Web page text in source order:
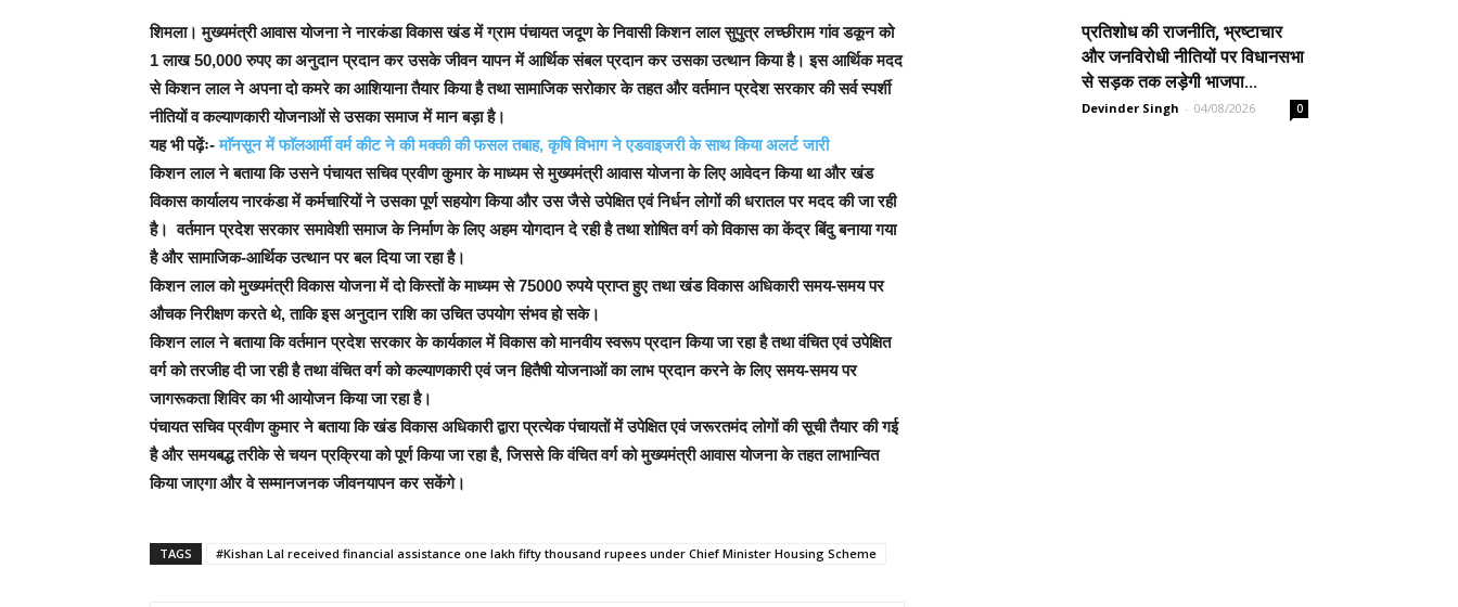
शिमला। मुख्यमंत्री आवास योजना ने नारकंडा विकास खंड में ग्राम पंचायत जदूण के निवासी किशन लाल सुपुत्र लच्छीराम गांव डकून को
1 लाख 50,000 रुपए का अनुदान प्रदान कर उसके जीवन यापन में आर्थिक संबल प्रदान कर उसका उत्थान किया है। इस आर्थिक मदद
से किशन लाल ने अपना दो कमरे का आशियाना तैयार किया है तथा सामाजिक सरोकार के तहत और वर्तमान प्रदेश सरकार की सर्व स्पर्शी
नीतियों व कल्याणकारी योजनाओं से उसका समाज में मान बड़ा है।
यह भी पढ़ेंः-माॅनसून में फाॅलआर्मी वर्म कीट ने की मक्की की फसल तबाह, कृषि विभाग ने एडवाइजरी के साथ किया अलर्ट जारी
किशन लाल ने बताया कि उसने पंचायत सचिव प्रवीण कुमार के माध्यम से मुख्यमंत्री आवास योजना के लिए आवेदन किया था और खंड
विकास कार्यालय नारकंडा में कर्मचारियों ने उसका पूर्ण सहयोग किया और उस जैसे उपेक्षित एवं निर्धन लोगों की धरातल पर मदद की जा रही
है।वर्तमान प्रदेश सरकार समावेशी समाज के निर्माण के लिए अहम योगदान दे रही है तथा शोषित वर्ग को विकास का केंद्र बिंदु बनाया गया
है और सामाजिक-आर्थिक उत्थान पर बल दिया जा रहा है।
किशन लाल को मुख्यमंत्री विकास योजना में दो किस्तों के माध्यम से 75000 रुपये प्राप्त हुए तथा खंड विकास अधिकारी समय-समय पर
औचक निरीक्षण करते थे, ताकि इस अनुदान राशि का उचित उपयोग संभव हो सके।
किशन लाल ने बताया कि वर्तमान प्रदेश सरकार के कार्यकाल में विकास को मानवीय स्वरूप प्रदान किया जा रहा है तथा वंचित एवं उपेक्षित
वर्ग को तरजीह दी जा रही है तथा वंचित वर्ग को कल्याणकारी एवं जन हितैषी योजनाओं का लाभ प्रदान करने के लिए समय-समय पर
जागरूकता शिविर का भी आयोजन किया जा रहा है।
पंचायत सचिव प्रवीण कुमार ने बताया कि खंड विकास अधिकारी द्वारा प्रत्येक पंचायतों में उपेक्षित एवं जरूरतमंद लोगों की सूची तैयार की गई
है और समयबद्ध तरीके से चयन प्रक्रिया को पूर्ण किया जा रहा है, जिससे कि वंचित वर्ग को मुख्यमंत्री आवास योजना के तहत लाभान्वित
किया जाएगा और वे सम्मानजनक जीवनयापन कर सकेंगे।
TAGS #Kishan Lal received financial assistance one lakh fifty thousand rupees under Chief Minister Housing Scheme
प्रतिशोध की राजनीति, भ्रष्टाचार
और जनविरोधी नीतियों पर विधानसभा
से सड़क तक लड़ेगी भाजपा...
Devinder Singh - 04/08/2026 0